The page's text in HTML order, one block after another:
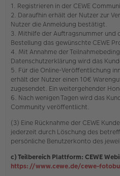
1. Registrieren in der CEWE
2. Daraufhin erhält der Nutzer zur
Nutzer die Anmeldung bestätigt.
3. Mithilfe der Auftragsnummer und
Bestellung das gewünschte CEWE
4. Mit Annahme der
Datenschutzerklärung wird das
5. Für die Online-Veröffentlichung
erhält der Nutzer einen 10€
zugesendet. Ein weitergehender
6. Nach wenigen Tagen wird das
Community veröffentlicht.
(3) Eine Rücknahme der CEWE
jederzeit durch Löschung des
persönliche Benutzerkonto des
c) Teilbereich Plattform: CEWE
https://www.cewe.de/cewe-